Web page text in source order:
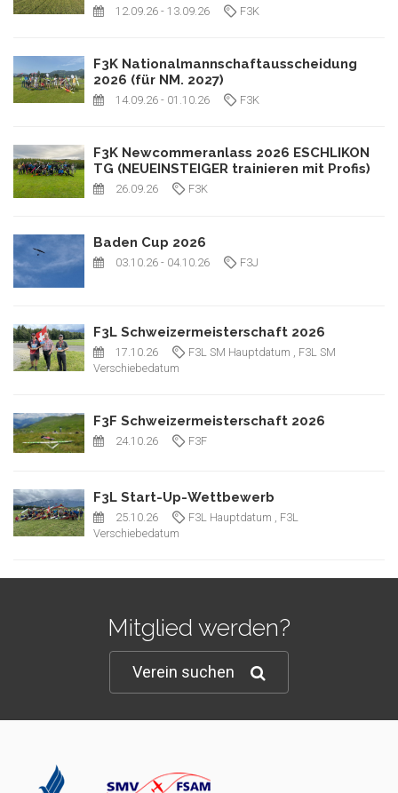
12.09.26 - 13.09.26 F3K
F3K Nationalmannschaftausscheidung
2026 (für NM. 2027)
14.09.26 - 01.10.26 F3K
F3K Newcommeranlass 2026 ESCHLIKON
TG (NEUEINSTEIGER trainieren mit Profis)
26.09.26 F3K
Baden Cup 2026
03.10.26 - 04.10.26 F3J
F3L Schweizermeisterschaft 2026
17.10.26 F3L SM Hauptdatum , F3L SM
Verschiebedatum
F3F Schweizermeisterschaft 2026
24.10.26 F3F
F3L Start-Up-Wettbewerb
25.10.26 F3L Hauptdatum , F3L
Verschiebedatum
Mitglied werden?
Verein suchen